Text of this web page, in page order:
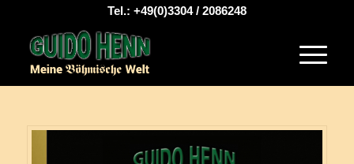
Tel.: +49(0)3304 / 2086248